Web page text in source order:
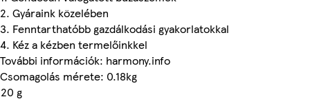
2. Gyáraink közelében
3. Fenntarthatóbb gazdálkodási gyakorlatokkal
4. Kéz a kézben termelőinkkel
További információk: harmony.info
Csomagolás mérete: 0.18kg
20 g